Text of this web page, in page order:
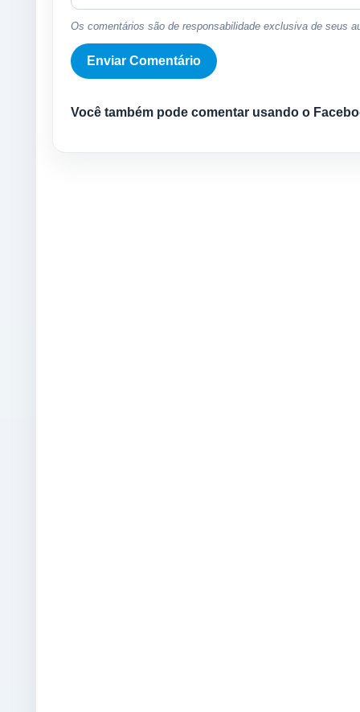
Os comentários são de responsabilidade exclusiva de seus
Você também pode comentar usando o